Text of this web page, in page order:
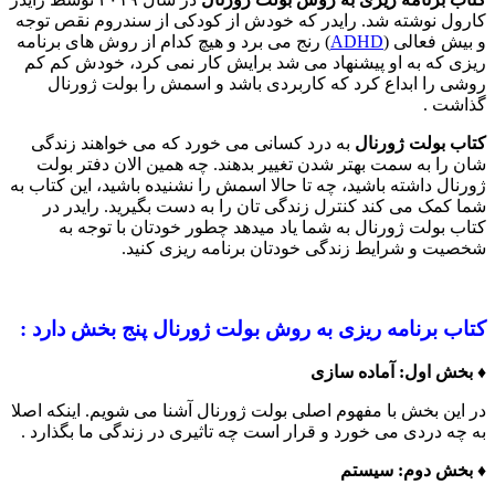
کارول نوشته شد. رایدر که خودش از کودکی از سندروم نقص توجه
و بیش فعالی (ADHD) رنج می برد و هیچ کدام از روش های برنامه
ریزی که به او پیشنهاد می شد برایش کار نمی کرد، خودش کم کم
روشی را ابداع کرد که کاربردی باشد و اسمش را بولت ژورنال
گذاشت .
کتاب بولت ژورنال به درد کسانی می خورد که می خواهند زندگی
شان را به سمت بهتر شدن تغییر بدهند. چه همین الان دفتر بولت
ژورنال داشته باشید، چه تا حالا اسمش را نشنیده باشید، این کتاب به
شما کمک می کند کنترل زندگی تان را به دست بگیرید. رایدر در
کتاب بولت ژورنال به شما یاد میدهد چطور خودتان با توجه به
شخصیت و شرایط زندگی خودتان برنامه ریزی کنید.
کتاب برنامه ریزی به روش بولت ژورنال پنج بخش دارد :
♦️ بخش اول: آماده سازی
در این بخش با مفهوم اصلی بولت ژورنال آشنا می شویم. اینکه اصلا
به چه دردی می خورد و قرار است چه تاثیری در زندگی ما بگذارد .
♦️ بخش دوم: سیستم